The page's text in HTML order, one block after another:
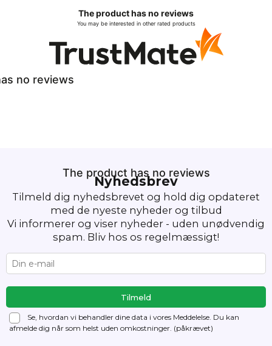
The product has no reviews
You may be interested in other rated products
no reviews
The product has no reviews
Nyhedsbrev
Tilmeld dig nyhedsbrevet og hold dig opdateret
med de nyeste nyheder og tilbud
Vi informerer og viser nyheder - uden unødvendig
spam. Bliv hos os regelmæssigt!
Se, hvordan vi behandler dine data i vores Meddelelse. Du kan
afmelde dig når som helst uden omkostninger. (påkrævet)